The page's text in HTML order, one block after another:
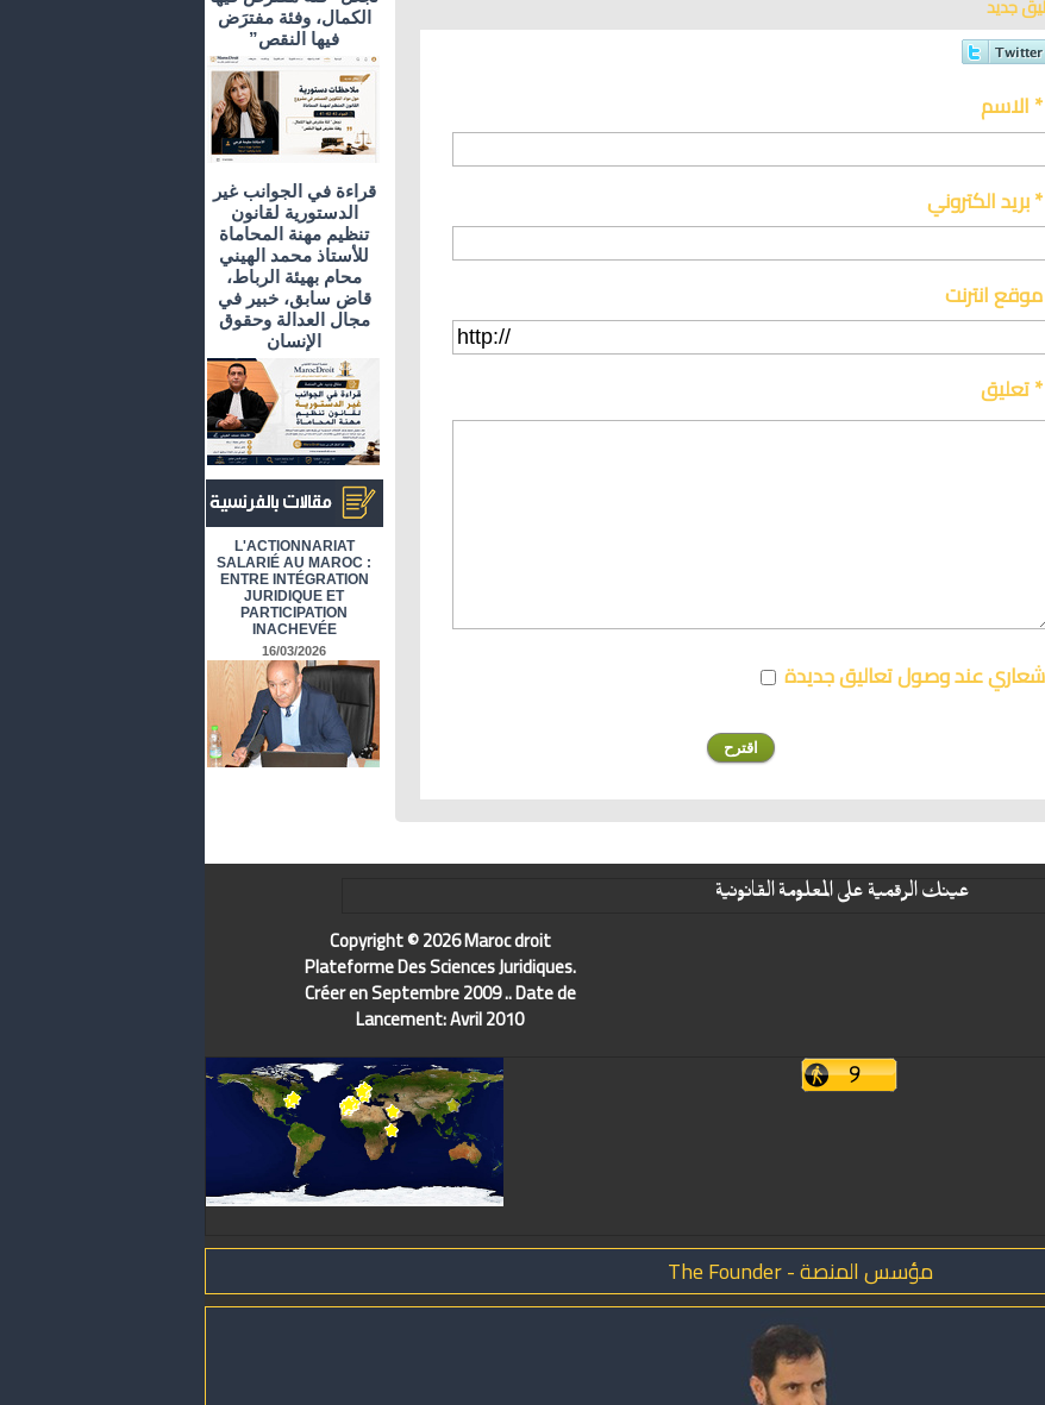
الكمال، وفئة مفترَض
فيها النقص”
قراءة في الجوانب غير
الدستورية لقانون
تنظيم مهنة المحاماة
للأستاذ محمد الهيني
محام بهيئة الرباط،
قاض سابق، خبير في
مجال العدالة وحقوق
الإنسان
L'ACTIONNARIAT
SALARIÉ AU MAROC :
ENTRE INTÉGRATION
JURIDIQUE ET
PARTICIPATION
INACHEVÉE
16/03/2026
* :
* :
:
* :
عند وصول تعاليق جديدة
عينك الرقمية على المعلومة القانونية
Copyright © 2026 Maroc droit
Plateforme Des Sciences Juridiques.
Créer en Septembre 2009 .. Date de
Lancement: Avril 2010
مؤسس المنصة - The Founder